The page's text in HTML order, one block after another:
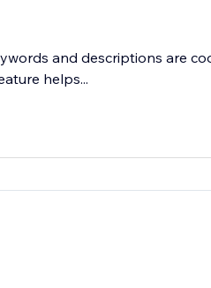
and descriptions are
helps...